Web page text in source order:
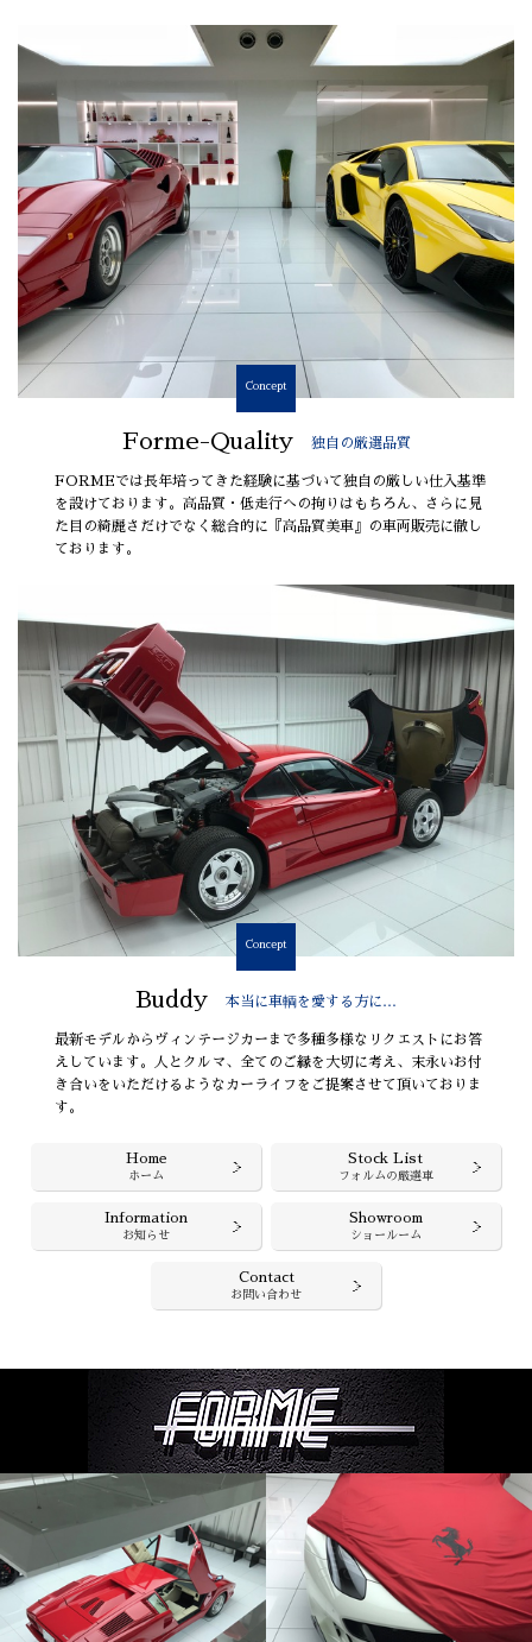
Concept
Forme-Quality 独自の厳選品質
FORMEでは長年培ってきた経験に基づいて独自の厳しい仕入基準
を設けております。高品質・低走行への拘りはもちろん、さらに見
た目の綺麗さだけでなく総合的に『高品質美車』の車両販売に徹し
ております。
Concept
Buddy 本当に車輌を愛する方に…
最新モデルからヴィンテージカーまで多種多様なリクエストにお答
えしています。人とクルマ、全てのご縁を大切に考え、末永いお付
き合いをいただけるようなカーライフをご提案させて頂いておりま
す。
Home
ホーム
Stock List
フォルムの厳選車
Information
お知らせ
Showroom
ショールーム
Contact
お問い合わせ